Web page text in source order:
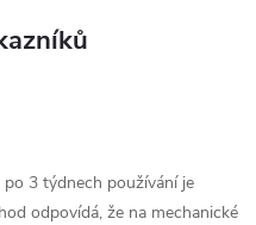
3 týdnech používání je
odpovídá, že na mechanické